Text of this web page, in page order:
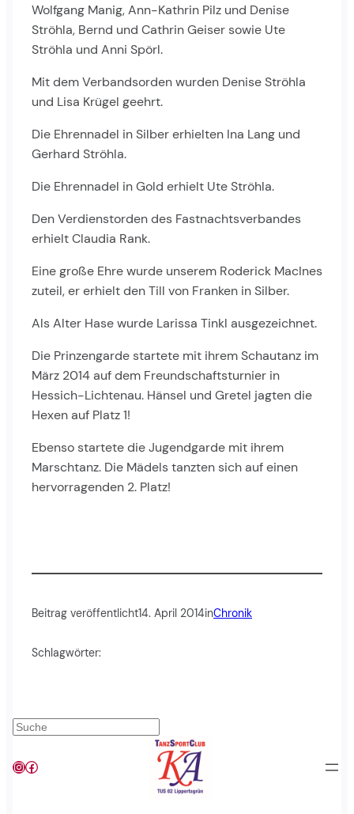
Wolfgang Manig, Ann-Kathrin Pilz und Denise
Ströhla, Bernd und Cathrin Geiser sowie Ute
Ströhla und Anni Spörl.
Mit dem Verbandsorden wurden Denise Ströhla
und Lisa Krügel geehrt.
Die Ehrennadel in Silber erhielten Ina Lang und
Gerhard Ströhla.
Die Ehrennadel in Gold erhielt Ute Ströhla.
Den Verdienstorden des Fastnachtsverbandes
erhielt Claudia Rank.
Eine große Ehre wurde unserem Roderick MacInes
zuteil, er erhielt den Till von Franken in Silber.
Als Alter Hase wurde Larissa Tinkl ausgezeichnet.
Die Prinzengarde startete mit ihrem Schautanz im
März 2014 auf dem Freundschaftsturnier in
Hessich-Lichtenau. Hänsel und Gretel jagten die
Hexen auf Platz 1!
Ebenso startete die Jugendgarde mit ihrem
Marschtanz. Die Mädels tanzten sich auf einen
hervorragenden 2. Platz!
Beitrag veröffentlicht14. April 2014inChronik
Schlagwörter:
Suchen
Instagram
Facebook